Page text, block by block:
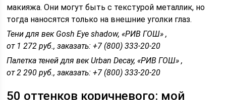
макияжа. Они могут быть с текстурой металлик, но
тогда наносятся только на внешние уголки глаз.
Тени для век Gosh Eye shadow, «РИВ ГОШ» ,
от 1 272 руб., заказать: +7 (800) 333-20-20
Палетка теней для век Urban Decay, «РИВ ГОШ» ,
от 2 290 руб., заказать: +7 (800) 333-20-20
50 оттенков коричневого: мой